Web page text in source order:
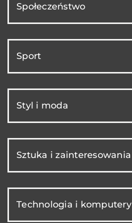
Społeczeństwo
Sport
Styl i moda
Sztuka i zainteresowania
Technologia i komputery